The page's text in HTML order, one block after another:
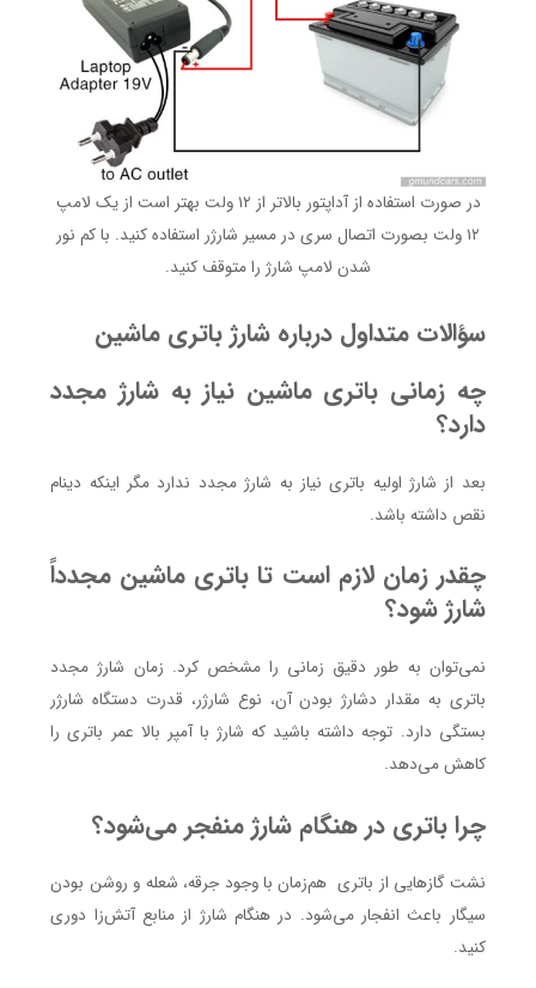
در صورت استفاده از آداپتور بالاتر از ۱۲ ولت بهتر است از یک لامپ
۱۲ ولت بصورت اتصال سری در مسیر شارژر استفاده کنید. با کم نور
شدن لامپ شارژ را متوقف کنید.
سؤالات متداول درباره شارژ باتری ماشین
چه زمانی باتری ماشین نیاز به شارژ مجدد
دارد؟
بعد از شارژ اولیه باتری نیاز به شارژ مجدد ندارد مگر اینکه دینام
نقص داشته باشد.
چقدر زمان لازم است تا باتری ماشین مجدداً
شارژ شود؟
نمی‌توان به طور دقیق زمانی را مشخص کرد. زمان شارژ مجدد
باتری به مقدار دشارژ بودن آن، نوع شارژر، قدرت دستگاه شارژر
بستگی دارد. توجه داشته باشید که شارژ با آمپر بالا عمر باتری را
کاهش می‌دهد.
چرا باتری در هنگام شارژ منفجر می‌شود؟
نشت گازهایی از باتری هم‌زمان با وجود جرقه، شعله و روشن بودن
سیگار باعث انفجار می‌شود. در هنگام شارژ از منابع آتش‌زا دوری
کنید.